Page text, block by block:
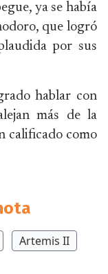
ya se había
que logró
por sus
hablar con
más de la
calificado como
Artemis II